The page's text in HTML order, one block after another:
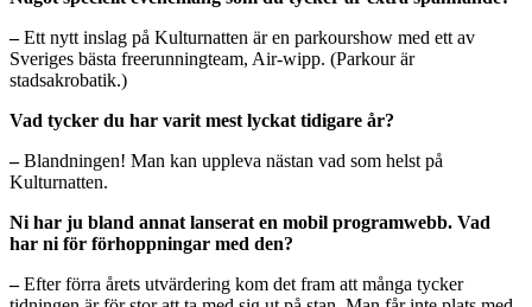
–Ett nytt inslag på Kulturnatten är en parkourshow med ett av
Sveriges bästa freerunningteam, Air-wipp. (Parkour är
stadsakrobatik.)
Vad tycker du har varit mest lyckat tidigare år?
–Blandningen! Man kan uppleva nästan vad som helst på
Kulturnatten.
Ni har ju bland annat lanserat en mobil programwebb. Vad
har ni för förhoppningar med den?
–Efter förra årets utvärdering kom det fram att många tycker